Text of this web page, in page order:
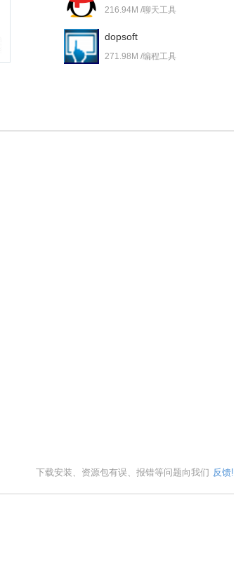
216.94M /聊天工具
dopsoft
271.98M /编程工具
下载安装、资源包有误、报错等问题向我们 反馈!